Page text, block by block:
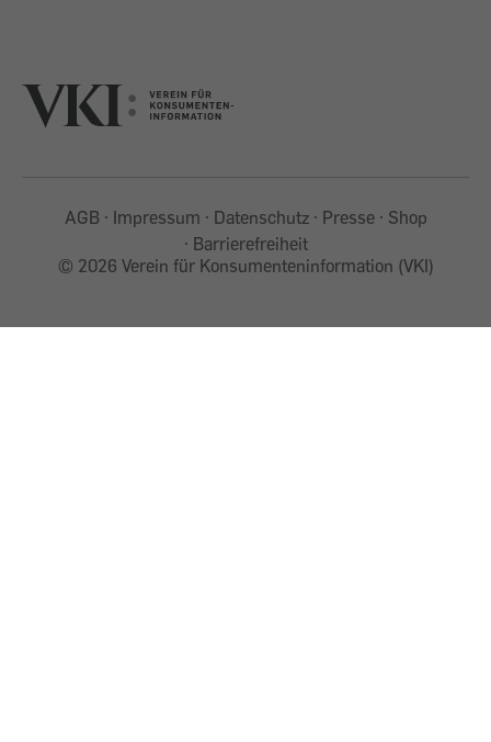
AGB Impressum Datenschutz Presse
Shop
Barrierefreiheit
© 2026 Verein für Konsumenteninformation (VKI)